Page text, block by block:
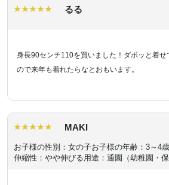
るる
身長90センチ110を買いました！ダボッと着せ
ので来年も着れたらなとおもいます。
MAKI
お子様の性別：女の子お子様の年齢：3～4歳
伸縮性：やや伸びる用途：通園（幼稚園・保